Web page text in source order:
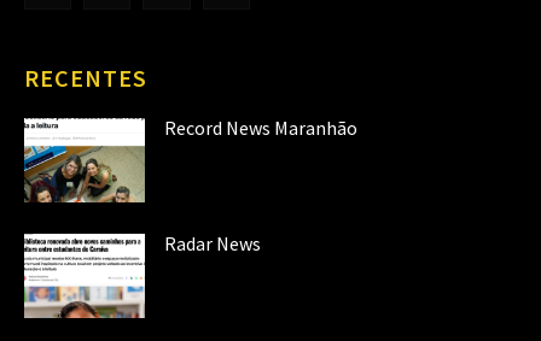
RECENTES
Record News Maranhão
Radar News